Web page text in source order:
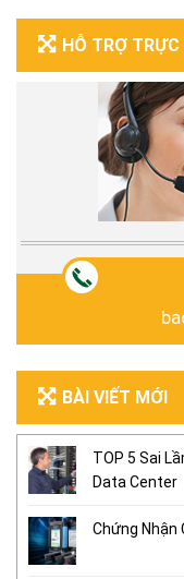
HỖ TRỢ TRỰC
BÀI VIẾT MỚI
TOP 5 Sai
Data Center
Chứng Nhận